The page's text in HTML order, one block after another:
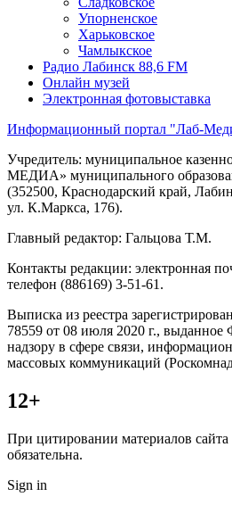
Упорненское
Харьковское
Чамлыкское
Радио Лабинск 88,6 FM
Онлайн музей
Электронная фотовыставка
Информационный портал "Лаб-
Учредитель: муниципальное
МЕДИА» муниципального
(352500, Краснодарский край,
ул. К.Маркса, 176).
Главный редактор: Гальцова Т.М.
Контакты редакции: электронная
телефон (886169) 3-51-61.
Выписка из реестра
78559 от 08 июля 2020 г.,
надзору в сфере связи,
массовых коммуникаций
12+
При цитировании материалов
обязательна.
Sign in